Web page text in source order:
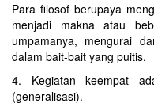
Para filosof berupaya
menjadi makna atau
umpamanya, mengurai
dalam bait-bait yang puitis.
4. Kegiatan keempat
(generalisasi).